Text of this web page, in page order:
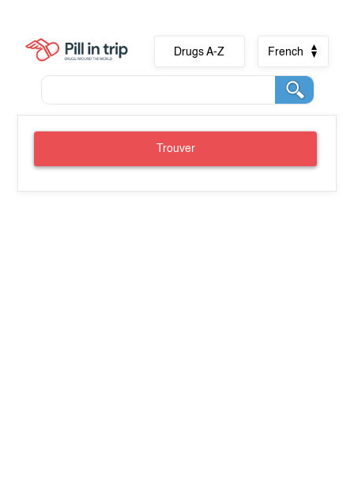
Drugs A-Z French
Trouver